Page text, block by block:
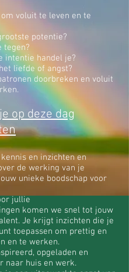
voluit te leven en te
potentie?
tegen?
intentie handel je?
liefde of angst?
doorbreken en voluit
op deze dag
n
en inzichten en
de werking van je
unieke boodschap voor
jullie
komen we snel tot jouw
Je krijgt inzichten die je
toepassen om prettig en
en te werken.
opgeladen en
naar huis en werk.